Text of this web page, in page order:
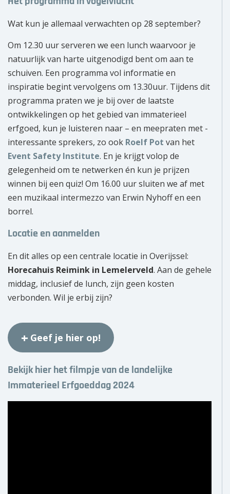
Wat kun je allemaal verwachten op 28 september?
Om 12.30 uur serveren we een lunch waarvoor je
natuurlijk van harte uitgenodigd bent om aan te
schuiven. Een programma vol informatie en
inspiratie begint vervolgens om 13.30uur. Tijdens dit
programma praten we je bij over de laatste
ontwikkelingen op het gebied van immaterieel
erfgoed, kun je luisteren naar – en meepraten met -
interessante sprekers, zo ook Roelf Pot van het
Event Safety Institute. En je krijgt volop de
gelegenheid om te netwerken én kun je prijzen
winnen bij een quiz! Om 16.00 uur sluiten we af met
een muzikaal intermezzo van Erwin Nyhoff en een
borrel.
Locatie en aanmelden
En dit alles op een centrale locatie in Overijssel:
Horecahuis Reimink in Lemelerveld. Aan de gehele
middag, inclusief de lunch, zijn geen kosten
verbonden. Wil je erbij zijn?
Geef je hier op!
Bekijk hier het filmpje van de landelijke
Immaterieel Erfgoeddag 2024